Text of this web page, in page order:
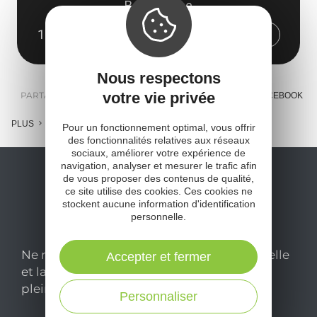
Bes Bédène
12460 Campouriez
Obtenir l'itinéraire
PARTAGER : E-MAIL MESSENGER FACEBOOK
PLUS
Ne manquez pas notre newsletter mensuelle
et laissez-vous inspirer pour profiter
pleinement de votre séjour en Aveyron.
Nous respectons
votre vie privée
Pour un fonctionnement optimal, vous offrir
des fonctionnalités relatives aux réseaux
sociaux, améliorer votre expérience de
navigation, analyser et mesurer le trafic afin
de vous proposer des contenus de qualité,
ce site utilise des cookies. Ces cookies ne
stockent aucune information d'identification
personnelle.
Personnaliser
Accepter et fermer